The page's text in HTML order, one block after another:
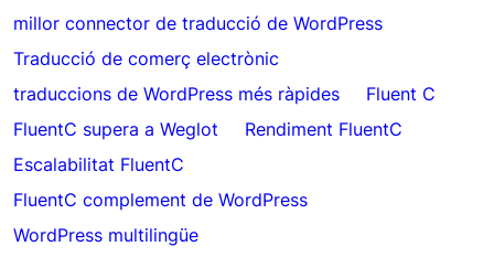
millor connector de traducció de WordPress
Traducció de comerç electrònic
traduccions de WordPress més ràpides
Fluent C
FluentC supera a Weglot
Rendiment FluentC
Escalabilitat FluentC
FluentC complement de WordPress
WordPress multilingüe